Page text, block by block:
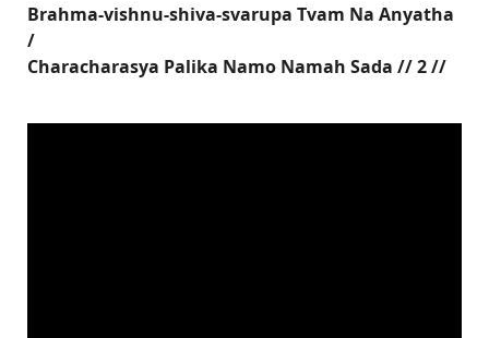
Brahma-vishnu-shiva-svarupa Tvam Na Anyatha
/
Characharasya Palika Namo Namah Sada // 2 //